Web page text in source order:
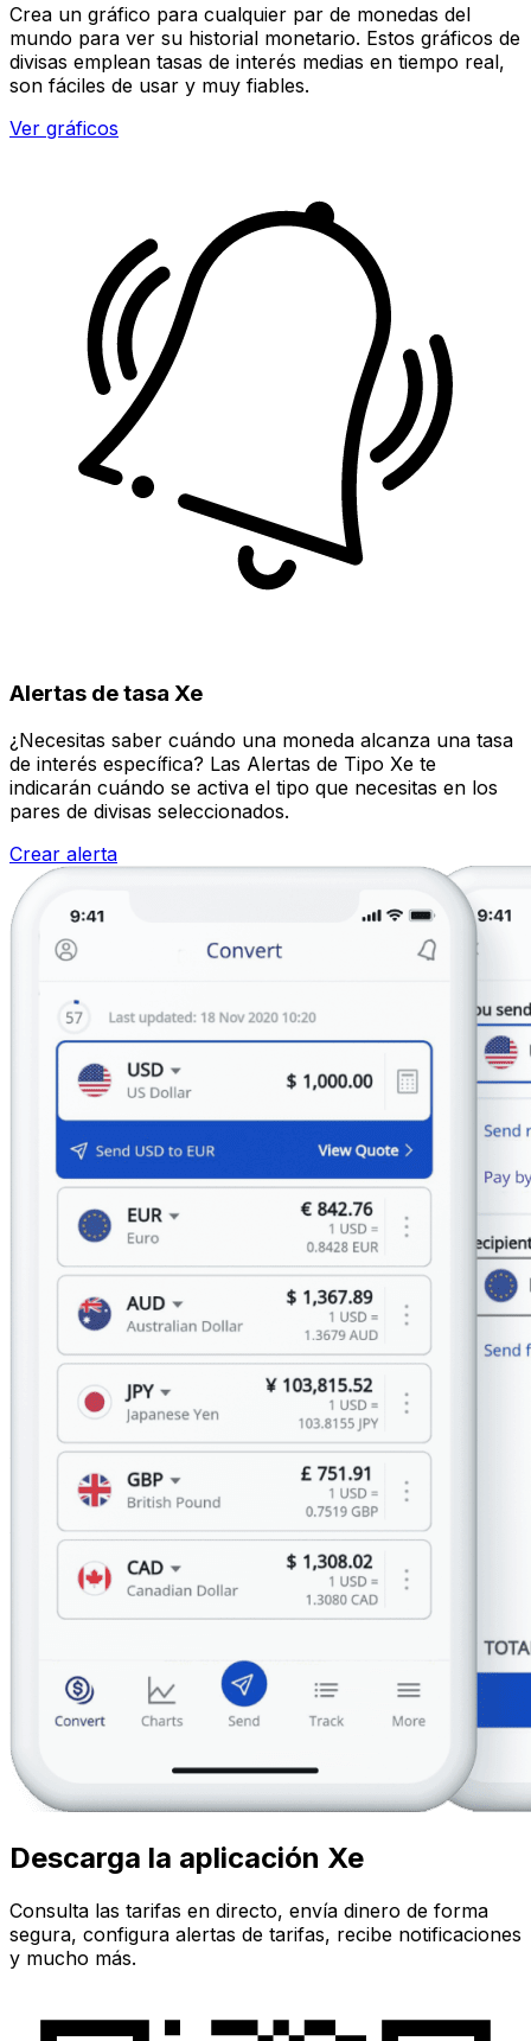
Crea un gráfico para cualquier par de monedas del
mundo para ver su historial monetario. Estos gráficos de
divisas emplean tasas de interés medias en tiempo real,
son fáciles de usar y muy fiables.
Ver gráficos
Alertas de tasa Xe
¿Necesitas saber cuándo una moneda alcanza una tasa
de interés específica? Las Alertas de Tipo Xe te
indicarán cuándo se activa el tipo que necesitas en los
pares de divisas seleccionados.
Crear alerta
Descarga la aplicación Xe
Consulta las tarifas en directo, envía dinero de forma
segura, configura alertas de tarifas, recibe notificaciones
y mucho más.